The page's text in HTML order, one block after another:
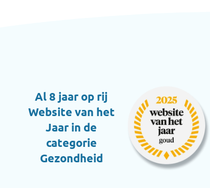
Al 8 jaar op rij
Website van het
Jaar in de
categorie
Gezondheid